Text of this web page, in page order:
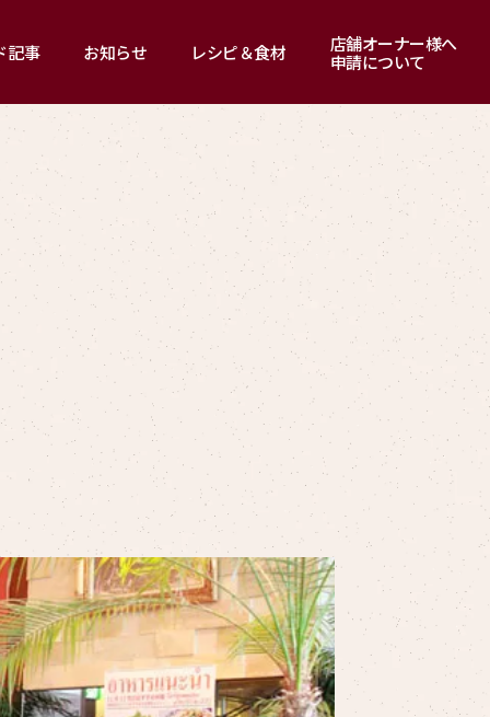
記事 お知らせ レシピ＆食材
店舗オーナー様へ
申請について